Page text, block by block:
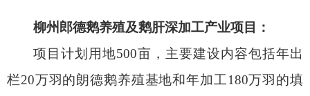
柳州郎德鹅养殖及鹅肝深加工产业项目：
项目计划用地500亩，主要建设内容包括年出
栏20万羽的朗德鹅养殖基地和年加工180万羽的填